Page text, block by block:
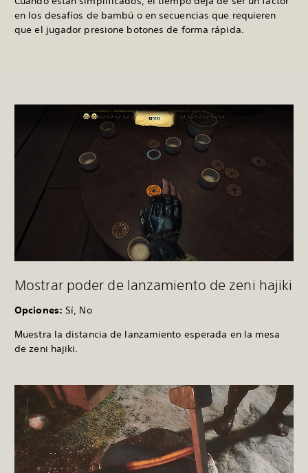
en los desafíos de bambú o en secuencias que requieren
que el jugador presione botones de forma rápida.
Mostrar poder de lanzamiento de zeni hajiki
Opciones: Sí, No
Muestra la distancia de lanzamiento esperada en la mesa
de zeni hajiki.